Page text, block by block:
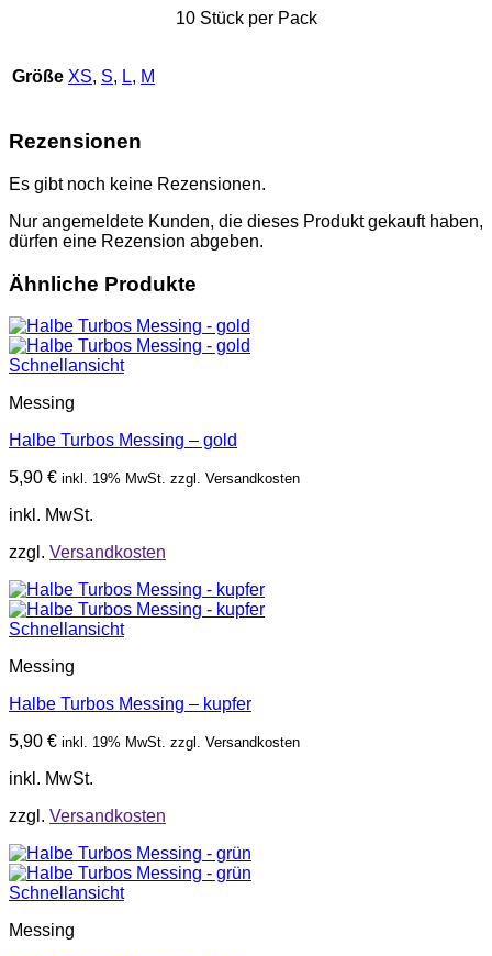
10 Stück per Pack
Größe XS, S, L, M
Rezensionen
Es gibt noch keine Rezensionen.
Nur angemeldete Kunden, die dieses Produkt gekauft haben,
dürfen eine Rezension abgeben.
Ähnliche Produkte
Schnellansicht
Messing
Halbe Turbos Messing – gold
5,90 € inkl. 19% MwSt. zzgl. Versandkosten
inkl. MwSt.
zzgl. Versandkosten
Schnellansicht
Messing
Halbe Turbos Messing – kupfer
5,90 € inkl. 19% MwSt. zzgl. Versandkosten
inkl. MwSt.
zzgl. Versandkosten
Schnellansicht
Messing